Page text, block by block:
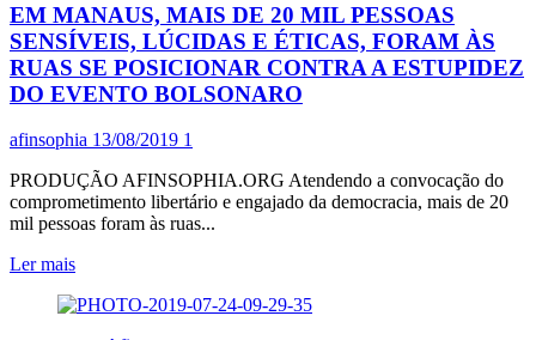
UM
MÊS,
DIZ
PADILHA
EM MANAUS, MAIS DE 20 MIL PESSOAS
SENSÍVEIS, LÚCIDAS E ÉTICAS, FORAM ÀS
RUAS SE POSICIONAR CONTRA A ESTUPIDEZ
DO EVENTO BOLSONARO
afinsophia 13/08/2019 1
PRODUÇÃO AFINSOPHIA.ORG Atendendo a convocação do
comprometimento libertário e engajado da democracia, mais de 20
mil pessoas foram às ruas...
Ler maisLeia
sobre